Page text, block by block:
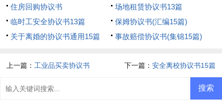
住房回购协议书
场地租赁协议书13篇
临时工安全协议书13篇
保姆协议书(汇编15篇)
关于离婚的协议书通用15篇
事故赔偿协议书(集锦15篇)
上一篇： 工业品买卖协议书 下一篇： 安全离校协议书15篇